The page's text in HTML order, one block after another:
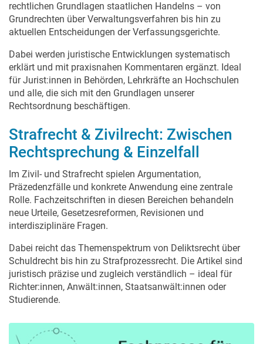
rechtlichen Grundlagen staatlichen Handelns – von
Grundrechten über Verwaltungsverfahren bis hin zu
aktuellen Entscheidungen der Verfassungsgerichte.
Dabei werden juristische Entwicklungen systematisch
erklärt und mit praxisnahen Kommentaren ergänzt. Ideal
für Jurist:innen in Behörden, Lehrkräfte an Hochschulen
und alle, die sich mit den Grundlagen unserer
Rechtsordnung beschäftigen.
Strafrecht & Zivilrecht: Zwischen
Rechtsprechung & Einzelfall
Im Zivil- und Strafrecht spielen Argumentation,
Präzedenzfälle und konkrete Anwendung eine zentrale
Rolle. Fachzeitschriften in diesen Bereichen behandeln
neue Urteile, Gesetzesreformen, Revisionen und
interdisziplinäre Fragen.
Dabei reicht das Themenspektrum von Deliktsrecht über
Schuldrecht bis hin zu Strafprozessrecht. Die Artikel sind
juristisch präzise und zugleich verständlich – ideal für
Richter:innen, Anwält:innen, Staatsanwält:innen oder
Studierende.